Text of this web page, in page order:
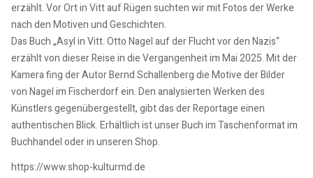
erzählt. Vor Ort in Vitt auf Rügen suchten wir mit Fotos der Werke
nach den Motiven und Geschichten.
Das Buch „Asyl in Vitt. Otto Nagel auf der Flucht vor den Nazis“
erzählt von dieser Reise in die Vergangenheit im Mai 2025. Mit der
Kamera fing der Autor Bernd Schallenberg die Motive der Bilder
von Nagel im Fischerdorf ein. Den analysierten Werken des
Künstlers gegenübergestellt, gibt das der Reportage einen
authentischen Blick. Erhältlich ist unser Buch im Taschenformat im
Buchhandel oder in unseren Shop.
https://www.shop-kulturmd.de